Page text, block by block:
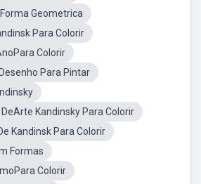
Geometrica
Para Colorir
Colorir
Para Pintar
Kandinsky Para Colorir
Kandinsk Para Colorir
Formas
Colorir